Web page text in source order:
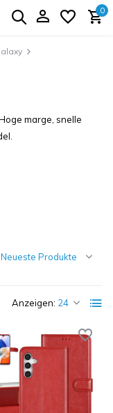
0
marge, snelle
Anzeigen: